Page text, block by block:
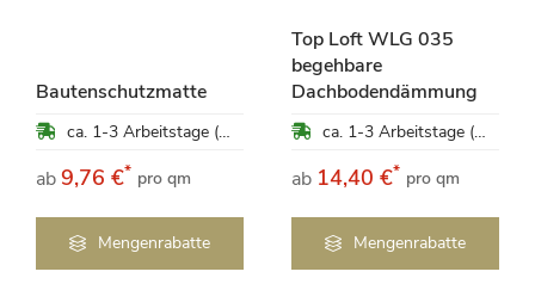
Bautenschutzmatte
ca. 1-3 Arbeitstage (Mo-Fr)
ab9,76 €* pro qm
Mengenrabatte
Top Loft WLG 035
begehbare
Dachbodendämmung
ca. 1-3 Arbeitstage (Mo-Fr)
ab 14,40 €* pro qm
Mengenrabatte